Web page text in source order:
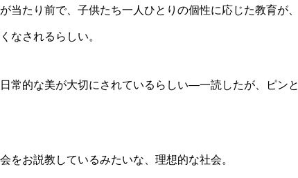
当たり前で、子供たち一人ひとりの個性に応じた教育が、
なされるらしい。
常的な美が大切にされているらしい—一読したが、ピンと
をお説教しているみたいな、理想的な社会。